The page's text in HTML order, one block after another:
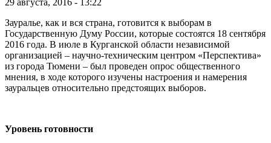
Зауралье, как и вся страна, готовится к выборам в
Государственную Думу России, которые состоятся 18 сентября
2016 года. В июле в Курганской области независимой
организацией – научно-техническим центром «Перспектива»
из города Тюмени – был проведен опрос общественного
мнения, в ходе которого изучены настроения и намерения
зауральцев относительно предстоящих выборов.
Уровень готовности